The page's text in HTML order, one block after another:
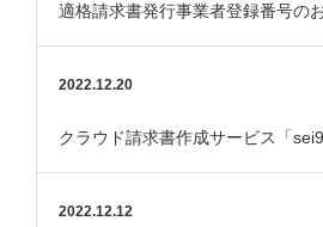
適格請求書発行事業者登録番号の
2022.12.20
クラウド請求書作成サービス「
始のお知らせ
2022.12.12